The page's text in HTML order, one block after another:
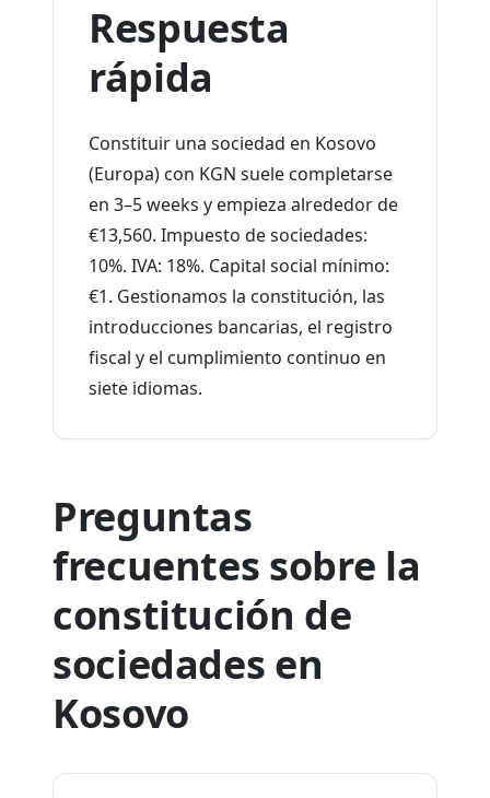
Respuesta
rápida
Constituir una sociedad en Kosovo
(Europa) con KGN suele completarse
en 3–5 weeks y empieza alrededor de
€13,560. Impuesto de sociedades:
10%. IVA: 18%. Capital social mínimo:
€1. Gestionamos la constitución, las
introducciones bancarias, el registro
fiscal y el cumplimiento continuo en
siete idiomas.
Preguntas
frecuentes sobre la
constitución de
sociedades en
Kosovo